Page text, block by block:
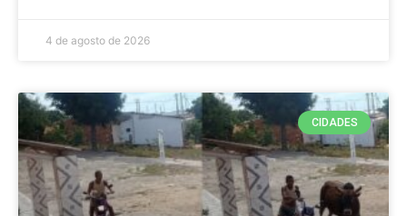
4 de agosto de 2026
CIDADES